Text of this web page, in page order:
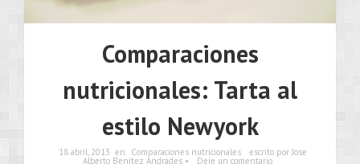
Comparaciones
nutricionales: Tarta al
estilo Newyork
18 abril, 2013 en Comparaciones nutricionales escrito por Jose
Alberto Benítez Andrades • Deje un comentario